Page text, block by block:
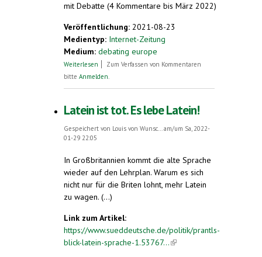
mit Debatte (4 Kommentare bis März 2022)
Veröffentlichung: 2021-08-23
Medientyp: Internet-Zeitung
Medium: debating europe
Weiterlesen über Sollte Esperanto eine Amtssprache
Zum Verfassen von Kommentaren
bitte Anmelden.
Latein ist tot. Es lebe Latein!
Gespeichert von Louis von Wunsc...am/um Sa, 2022-
01-29 22:05
In Großbritannien kommt die alte Sprache
wieder auf den Lehrplan. Warum es sich
nicht nur für die Briten lohnt, mehr Latein
zu wagen. (...)
Link zum Artikel:
https://www.sueddeutsche.de/politik/prantls-
blick-latein-sprache-1.53767...(link is